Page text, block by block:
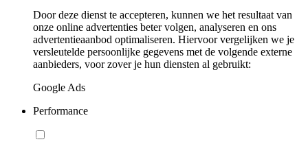
Door deze dienst te accepteren, kunnen we het resultaat van
onze online advertenties beter volgen, analyseren en ons
advertentieaanbod optimaliseren. Hiervoor vergelijken we je
versleutelde persoonlijke gegevens met de volgende externe
aanbieders, voor zover je hun diensten al gebruikt:
Google Ads
Performance